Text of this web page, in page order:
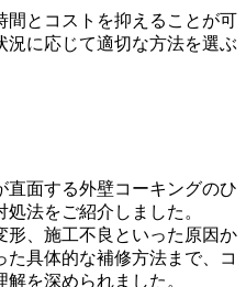
間とコストを抑えることが可
に応じて適切な方法を選ぶ
直面する外壁コーキングのひ
法をご紹介しました。
形、施工不良といった原因か
具体的な補修方法まで、コ
を深められました。